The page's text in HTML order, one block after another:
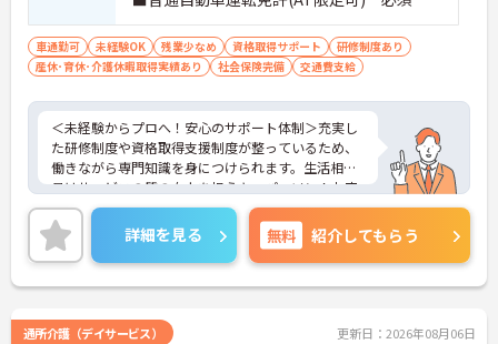
経験：不問
車通勤可 未経験OK 残業少なめ 資格取得サポート
研修制度あり
産休･育休･介護休暇取得実績あり
社会保険完備 交通費支給
＜未経験からプロへ！安心のサポート体制＞充実し
た研修制度や資格取得支援制度が整っているため、
働きながら専門知識を身につけられます。生活相談
員はサービスの質の向上を担うキーパーソン！お客
様やご家族との関わりを通じて、自分自身の人間性
も磨いていけるやりがいのあるお仕事です。
＜夜勤なしでプライベートも充実！柔軟な働き方＞
勤務曜日は相談可能♪ライフスタイルに合わせた働
き方が可能です。産休・育休制度も整っており、長
詳細を見る 無料 紹介してもらう
通所介護（デイサービス） 更新日：2026年08月06日